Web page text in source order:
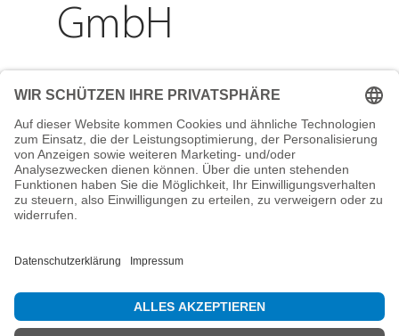
Adresse
Reichenberger Str. 1
84130 Dingolfing
Telefon
info@mountain-sports-
GmbH